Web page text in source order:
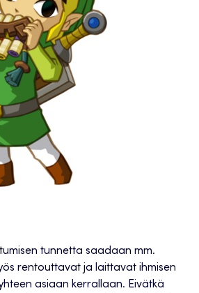
tunnetta saadaan mm.
rentouttavat ja laittavat ihmisen
asiaan kerrallaan. Eivätkä